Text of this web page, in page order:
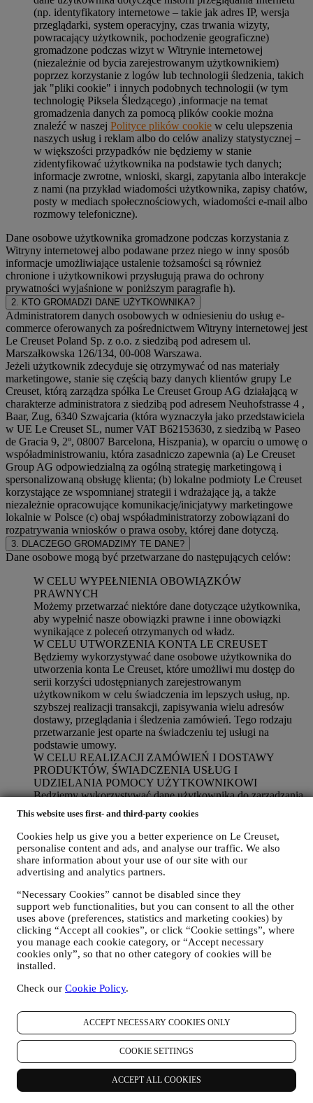
This website uses first- and third-party cookies
Cookies help us give you a better experience on Le Creuset,
personalise content and ads, and analyse our traffic. We also
share information about your use of our site with our
advertising and analytics partners.
“Necessary Cookies” cannot be disabled since they
support web functionalities, but you can consent to all the other
uses above (preferences, statistics and marketing cookies) by
clicking “Accept all cookies”, or click “Cookie settings”, where
you manage each cookie category, or “Accept necessary
cookies only”, so that no other category of cookies will be
installed.
Check our Cookie Policy.
ACCEPT NECESSARY COOKIES ONLY
COOKIE SETTINGS
ACCEPT ALL COOKIES
(np. identyfikatory internetowe – takie jak adres IP, wersja
przeglądarki, system operacyjny, czas trwania wizyty,
powracający użytkownik, pochodzenie geograficzne)
gromadzone podczas wizyt w Witrynie internetowej
(niezależnie od bycia zarejestrowanym użytkownikiem)
poprzez korzystanie z logów lub technologii śledzenia, takich
jak "pliki cookie" i innych podobnych technologii (w tym
technologię Piksela Śledzącego) ,informacje na temat
gromadzenia danych za pomocą plików cookie można
znaleźć w naszej Polityce plików cookie w celu ulepszenia
naszych usług i reklam albo do celów analizy statystycznej –
w większości przypadków nie będziemy w stanie
zidentyfikować użytkownika na podstawie tych danych;
informacje zwrotne, wnioski, skargi, zapytania albo interakcje
z nami (na przykład wiadomości użytkownika, zapisy chatów,
posty w mediach społecznościowych, wiadomości e-mail albo
rozmowy telefoniczne).
Dane osobowe użytkownika gromadzone podczas korzystania z
Witryny internetowej albo podawane przez niego w inny sposób
informacje umożliwiające ustalenie tożsamości są również
chronione i użytkownikowi przysługują prawa do ochrony
prywatności wyjaśnione w poniższym paragrafie h).
2. KTO GROMADZI DANE UŻYTKOWNIKA?
Administratorem danych osobowych w odniesieniu do usług e-
commerce oferowanych za pośrednictwem Witryny internetowej jest
Le Creuset Poland Sp. z o.o. z siedzibą pod adresem ul.
Marszałkowska 126/134, 00-008 Warszawa.
Jeżeli użytkownik zdecyduje się otrzymywać od nas materiały
marketingowe, stanie się częścią bazy danych klientów grupy Le
Creuset, którą zarządza spółka Le Creuset Group AG działającą w
charakterze administratora z siedzibą pod adresem Neuhofstrasse 4 ,
Baar, Zug, 6340 Szwajcaria (która wyznaczyła jako przedstawiciela
w UE Le Creuset SL, numer VAT B62153630, z siedzibą w Paseo
de Gracia 9, 2º, 08007 Barcelona, Hiszpania), w oparciu o umowę o
współadministrowaniu, która zasadniczo zapewnia (a) Le Creuset
Group AG odpowiedzialną za ogólną strategię marketingową i
spersonalizowaną obsługę klienta; (b) lokalne podmioty Le Creuset
korzystające ze wspomnianej strategii i wdrażające ją, a także
niezależnie opracowujące komunikację/inicjatywy marketingowe
lokalnie w Polsce (c) obaj współadministratorzy zobowiązani do
rozpatrywania wniosków o prawa osoby, której dane dotyczą.
3. DLACZEGO GROMADZIMY TE DANE?
Dane osobowe mogą być przetwarzane do następujących celów:
W CELU WYPEŁNIENIA OBOWIĄZKÓW
PRAWNYCH
Możemy przetwarzać niektóre dane dotyczące użytkownika,
aby wypełnić nasze obowiązki prawne i inne obowiązki
wynikające z poleceń otrzymanych od władz.
W CELU UTWORZENIA KONTA LE CREUSET
Będziemy wykorzystywać dane osobowe użytkownika do
utworzenia konta Le Creuset, które umożliwi mu dostęp do
serii korzyści udostępnianych zarejestrowanym
użytkownikom w celu świadczenia im lepszych usług, np.
szybszej realizacji transakcji, zapisywania wielu adresów
dostawy, przeglądania i śledzenia zamówień. Tego rodzaju
przetwarzanie jest oparte na świadczeniu tej usługi na
podstawie umowy.
W CELU REALIZACJI ZAMÓWIEŃ I DOSTAWY
PRODUKTÓW, ŚWIADCZENIA USŁUG I
UDZIELANIA POMOCY UŻYTKOWNIKOWI
Będziemy wykorzystywać dane użytkownika do zarządzania
stosunkiem umownym, zakupem produktów w Witrynie
internetowej, sposobem korzystania z Witryny internetowej,
udzielania ewentualnej pomocy posprzedażowej albo
umożliwienia udziału użytkownika w konkursach. Możemy
być zmuszeni przetwarzać niektóre dane użytkownika do
celów administracyjnych związanych ze stosunkiem
weryfikacji kart płatniczych, kontroli bezpieczeństwa pod
kątem oszustw, zapewniania bezpieczeństwa, ochrony,
testowania systemów, obsługi i analizy statystycznej itp.
Czasami możemy być zmuszeni skontaktować się z
użytkownikiem z przyczyn administracyjnych albo
operacyjnych. Na przykład, aby wysłać użytkownikowi
potwierdzenie zakupu. Będziemy również wykorzystywać
dane użytkownika w celu udzielenia odpowiedzi na zapytania
wysłane za pośrednictwem formularzy zamieszczonych w
naszej Witrynie internetowej albo dostarczone innymi
kanałami. Tego rodzaju przetwarzanie jest oparte na
świadczeniu usługi e-commerce na podstawie umowy.
Możemy przetwarzać Twoje dane (zgodnie z Twoimi
prawami), aby wysyłać Ci kolejne wiadomości e-mail w
przypadku, gdy dodałeś elementy do naszego koszyka online
bez sfinalizowania zakupu. Jeśli nie sfinalizujesz zakupu w